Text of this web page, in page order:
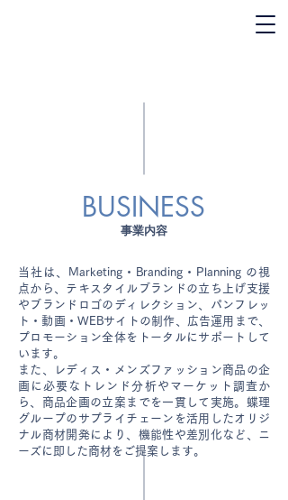
BUSINESS
事業内容
当社は、Marketing・Branding・Planning の視
点から、テキスタイルブランドの立ち上げ支援
やブランドロゴのディレクション、パンフレッ
ト・動画・WEBサイトの制作、広告運用まで、
プロモーション全体をトータルにサポートして
います。
また、レディス・メンズファッション商品の企
画に必要なトレンド分析やマーケット調査か
ら、商品企画の立案までを一貫して実施。蝶理
グループのサプライチェーンを活用したオリジ
ナル商材開発により、機能性や差別化など、ニ
ーズに即した商材をご提案します。